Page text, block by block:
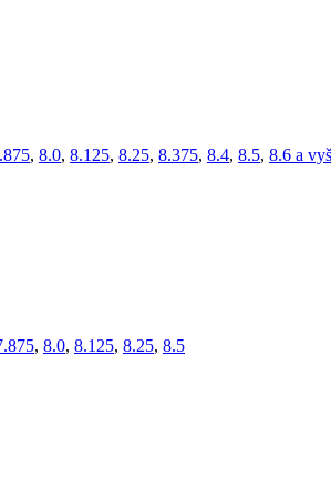
, 8.0, 8.125, 8.25, 8.375, 8.4, 8.5, 8.6 a
, 8.0, 8.125, 8.25, 8.5